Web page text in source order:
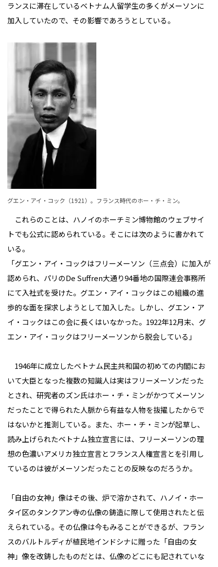
ランスに滞在しているベトナム人留学生の多くがメーソンに
加入していたので、その影響であろうとしている。
グエン・アイ・コック（1921）。フランス時代のホー・チ・ミン。
これらのことは、ハノイのホーチミン博物館のウェブサイ
トでも公式に認められている。そこには次のように書かれて
いる。
「グエン・アイ・コックはフリーメーソン（三点会）に加入が
認められ、パリのDe Suffren大通り94番地の国際連会事務所
にて入社式を受けた。グエン・アイ・コックはこの組織の進
歩的な面を探求しようとして加入した。しかし、グエン・ア
イ・コックはこの会に長くはいなかった。1922年12月末、グ
エン・アイ・コックはフリーメーソンから脱会している」
1946年に成立したベトナム民主共和国の初めての内閣にお
いて大臣となった複数の知識人は実はフリーメーソンだった
とされ、研究者のズン氏はホー・チ・ミンがかつてメーソン
だったことで得られた人脈から有益な人物を抜擢したからで
はないかと推測している。また、ホー・チ・ミンが起草し、
読み上げられたベトナム独立宣言には、フリーメーソンの理
想の色濃いアメリカ独立宣言とフランス人権宣言とを引用し
ているのは彼がメーソンだったことの反映なのだろうか。
「自由の女神」像はその後、炉で溶かされて、ハノイ・ホー
タイ区のタンクアン寺の仏像の鋳造に際して使用されたと伝
えられている。その仏像は今もみることができるが、フラン
スのバルトルディが植民地インドシナに贈った「自由の女
神」像を改鋳したものだとは、仏像のどこにも記されていな